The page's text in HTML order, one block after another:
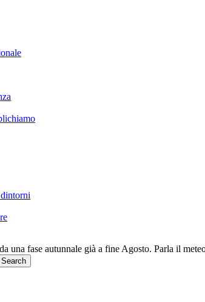
una fase autunnale già a fine Agosto. Parla il